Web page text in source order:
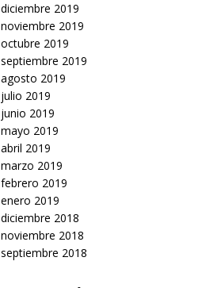
diciembre 2019
noviembre 2019
octubre 2019
septiembre 2019
agosto 2019
julio 2019
junio 2019
mayo 2019
abril 2019
marzo 2019
febrero 2019
enero 2019
diciembre 2018
noviembre 2018
septiembre 2018